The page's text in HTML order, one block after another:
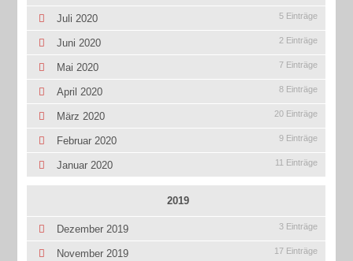
Juli 2020 5 Einträge
Juni 2020 2 Einträge
Mai 2020 7 Einträge
April 2020 8 Einträge
März 2020 20 Einträge
Februar 2020 9 Einträge
Januar 2020 11 Einträge
2019
Dezember 2019 3 Einträge
November 2019 17 Einträge